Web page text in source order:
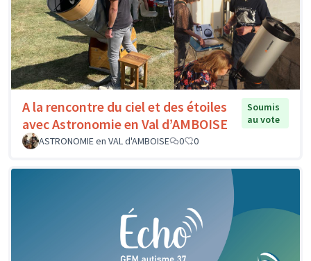
A la rencontre du ciel et des étoiles
avec Astronomie en Val d’AMBOISE
Soumis
au vote
ASTRONOMIE en VAL d'AMBOISE
0 0